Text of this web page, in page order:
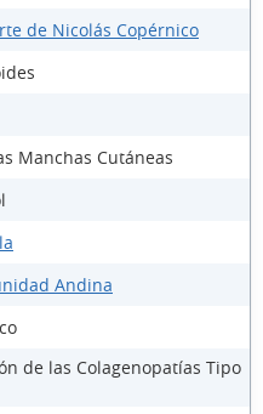
de Nicolás Copérnico
Manchas Cutáneas
Andina
de las Colagenopatías Tipo